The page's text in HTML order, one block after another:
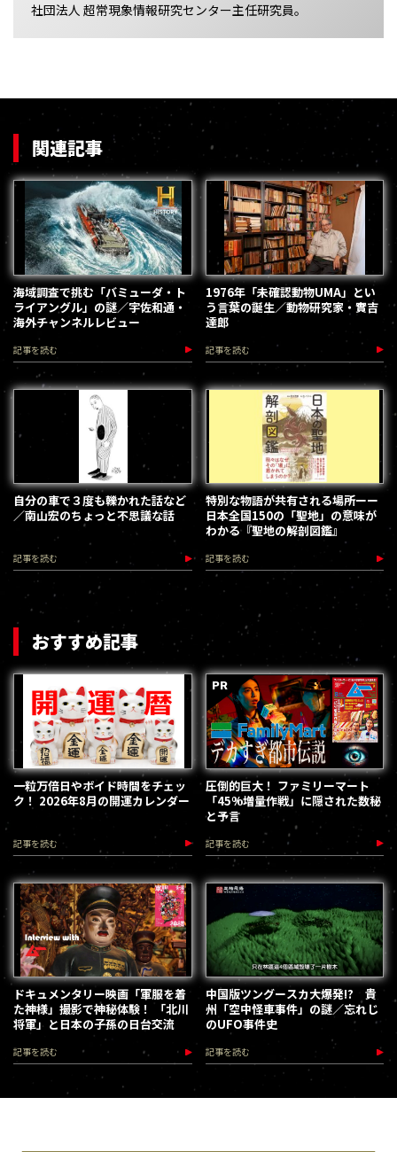
社団法人 超常現象情報研究センター主任研究員。
関連記事
海域調査で挑む「バミューダ・ト
ライアングル」の謎／宇佐和通・
海外チャンネルレビュー
記事を読む
1976年「未確認動物UMA」とい
う言葉の誕生／動物研究家・實吉
達郎
記事を読む
自分の車で３度も轢かれた話など
／南山宏のちょっと不思議な話
記事を読む
特別な物語が共有される場所ーー
日本全国150の「聖地」の意味が
わかる『聖地の解剖図鑑』
記事を読む
おすすめ記事
一粒万倍日やボイド時間をチェッ
ク！ 2026年8月の開運カレンダー
記事を読む
圧倒的巨大！ ファミリーマート
「45%増量作戦」に隠された数秘
と予言
記事を読む
ドキュメンタリー映画「軍服を着
た神様」撮影で神秘体験！ 「北川
将軍」と日本の子孫の日台交流
記事を読む
中国版ツングースカ大爆発!? 貴
州「空中怪車事件」の謎／忘れじ
のUFO事件史
記事を読む